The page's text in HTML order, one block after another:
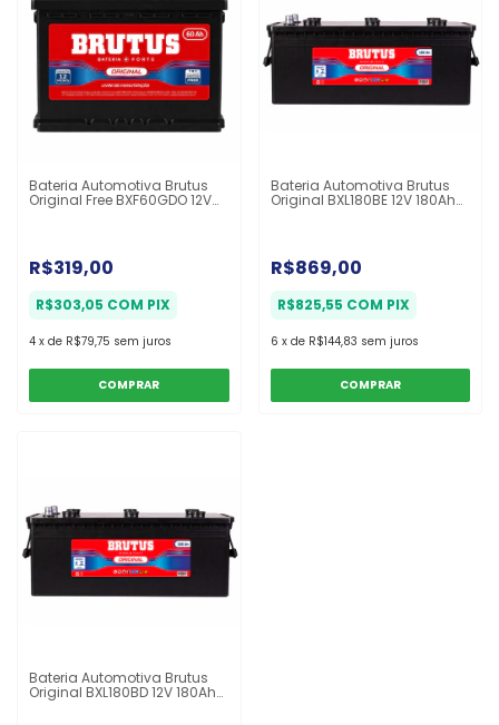
Bateria Automotiva Brutus
Original Free BXF60GDO 12V
60Ah 12 Meses
R$319,00
R$303,05 COM PIX
4 x de R$79,75 sem juros
COMPRAR
Bateria Automotiva Brutus
Original BXL180BE 12V 180Ah
12 Meses
R$869,00
R$825,55 COM PIX
6 x de R$144,83 sem juros
COMPRAR
Bateria Automotiva Brutus
Original BXL180BD 12V 180Ah
12 Meses